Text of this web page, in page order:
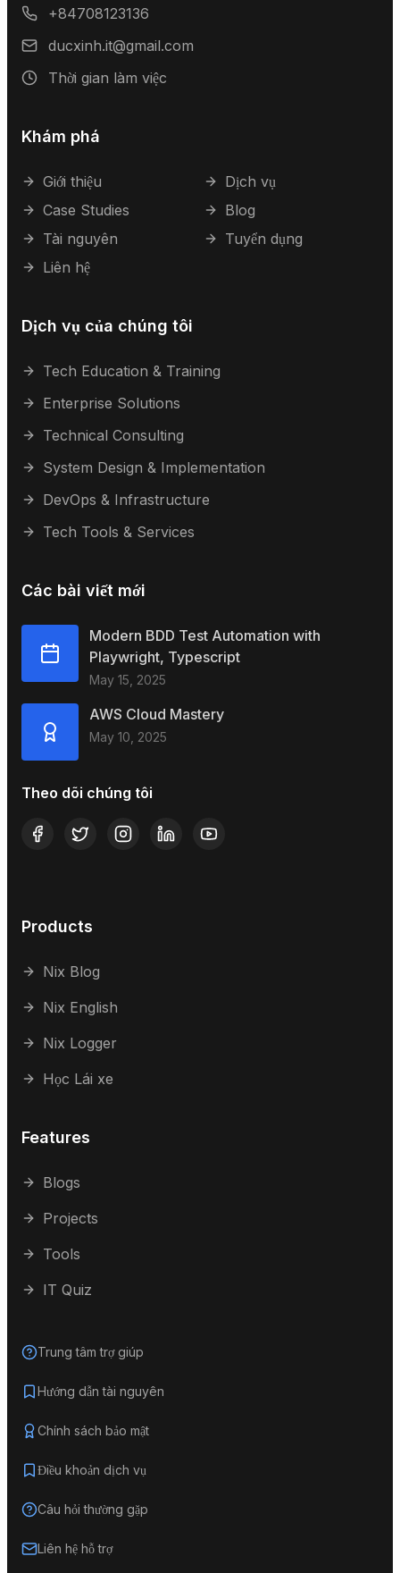
+84708123136
ducxinh.it@gmail.com
Thời gian làm việc
Khám phá
Giới thiệu
Dịch vụ
Case Studies
Blog
Tài nguyên
Tuyển dụng
Liên hệ
Dịch vụ của chúng tôi
Tech Education & Training
Enterprise Solutions
Technical Consulting
System Design & Implementation
DevOps & Infrastructure
Tech Tools & Services
Các bài viết mới
Modern BDD Test Automation with
Playwright, Typescript
May 15, 2025
AWS Cloud Mastery
May 10, 2025
Theo dõi chúng tôi
Products
Nix Blog
Nix English
Nix Logger
Học Lái xe
Features
Blogs
Projects
Tools
IT Quiz
Trung tâm trợ giúp
Hướng dẫn tài nguyên
Chính sách bảo mật
Điều khoản dịch vụ
Câu hỏi thường gặp
Liên hệ hỗ trợ